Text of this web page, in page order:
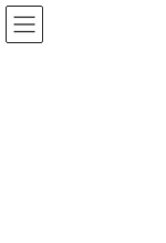
コ
ン
ナ
ビ
埼玉県川越